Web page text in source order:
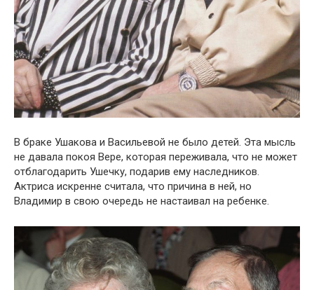
В браке Ушакова и Васильевой не было детей. Эта мысль
не давала покоя Вере, которая переживала, что не может
отблагодарить Ушечку, подарив ему наследников.
Актриса искренне считала, что причина в ней, но
Владимир в свою очередь не настаивал на ребенке.